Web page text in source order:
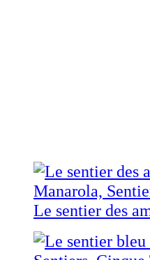
Le sentier des